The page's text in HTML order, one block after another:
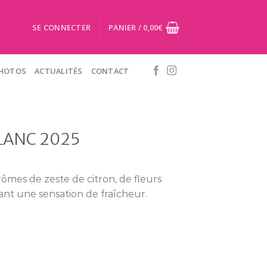
SE CONNECTER PANIER / 0,00€
ACTUALITÉS CONTACT
2025
de zeste de citron, de fleurs
une sensation de fraîcheur.